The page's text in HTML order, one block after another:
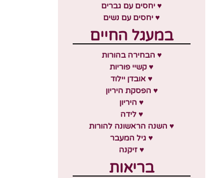
♥ יחסים עם גברים
♥ יחסים עם נשים
במעגל החיים
♥ הבחירה בהורות
♥ קשיי פוריות
♥ אובדן יילוד
♥ הפסקת היריון
♥ היריון
♥ לידה
♥ השנה הראשונה להורות
♥ גיל המעבר
♥ זיקנה
בריאות